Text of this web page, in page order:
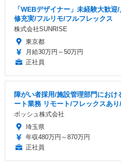
「WEBデザイナー」未経験大歓
修充実/フルリモ/フルフレックス
株式会社SUNRISE
東京都
月給30万円～50万円
正社員
障がい者採用/施設管理部門にお
ート業務 リモート/フレックスあ
ボッシュ株式会社
埼玉県
年収480万円～870万円
正社員